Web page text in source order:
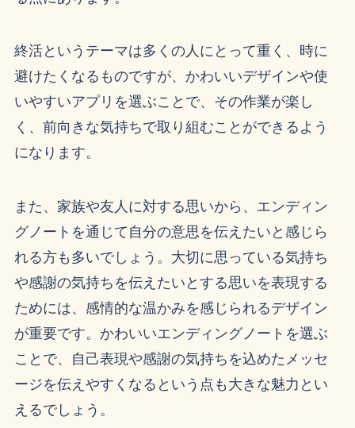
終活というテーマは多くの人にとって重く、時に
避けたくなるものですが、かわいいデザインや使
いやすいアプリを選ぶことで、その作業が楽し
く、前向きな気持ちで取り組むことができるよう
になります。
また、家族や友人に対する思いから、エンディン
グノートを通じて自分の意思を伝えたいと感じら
れる方も多いでしょう。大切に思っている気持ち
や感謝の気持ちを伝えたいとする思いを表現する
ためには、感情的な温かみを感じられるデザイン
が重要です。かわいいエンディングノートを選ぶ
ことで、自己表現や感謝の気持ちを込めたメッセ
ージを伝えやすくなるという点も大きな魅力とい
えるでしょう。